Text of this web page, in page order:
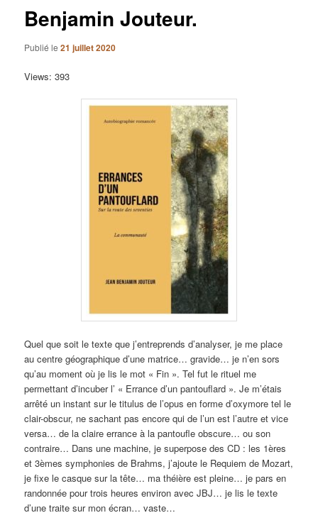
Benjamin Jouteur.
Publié le21 juillet 2020
Views: 393
Quel que soit le texte que j’entreprends d’analyser, je me place
au centre géographique d’une matrice… gravide… je n’en sors
qu’au moment où je lis le mot « Fin ». Tel fut le rituel me
permettant d’incuber l’ « Errance d’un pantouflard ». Je m’étais
arrêté un instant sur le titulus de l’opus en forme d’oxymore tel le
clair-obscur, ne sachant pas encore qui de l’un est l’autre et vice
versa… de la claire errance à la pantoufle obscure… ou son
contraire… Dans une machine, je superpose des CD : les 1ères
et 3èmes symphonies de Brahms, j’ajoute le Requiem de Mozart,
je fixe le casque sur la tête… ma théière est pleine… je pars en
randonnée pour trois heures environ avec JBJ… je lis le texte
d’une traite sur mon écran… vaste…